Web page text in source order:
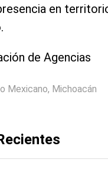
en
de Agencias
Mexicano, Michoacán